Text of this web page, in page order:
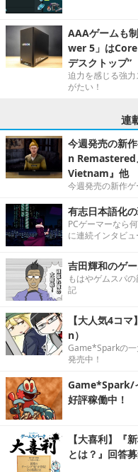
AAAゲームも
wer 5」は
デスクトップ”
迫力を感じる強
がたい！
連
今週発売の新
n Remastered
Vietnam』他
今週発売の新作ゲ
有志日本語化
PCゲーマーなら
に連続インタビュ
吉田輝和のゲ
もはやゲムスパ
記
【大人気4コ
n）
Game*Sparkの一
発売中！
Game*Spark/
好評稼働中！
【大喜利】『
とは？』回答募